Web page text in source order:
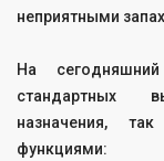
неприятными
На
стандартных
назначения,
функциями: